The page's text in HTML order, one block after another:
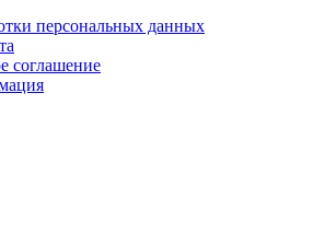
персональных данных
соглашение